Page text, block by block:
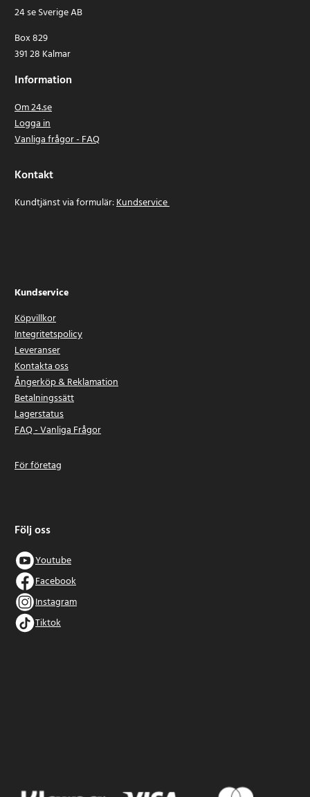
24 se Sverige AB
Box 829
391 28 Kalmar
Information
Om 24.se
Logga in
Vanliga frågor - FAQ
Kontakt
Kundtjänst via formulär:Kundservice
Kundservice
Köpvillkor
Integritetspolicy
Leveranser
Kontakta oss
Ångerköp & Reklamation
Betalningssätt
Lagerstatus
FAQ - Vanliga Frågor
För företag
Följ oss
Youtube
Facebook
Instagram
Tiktok